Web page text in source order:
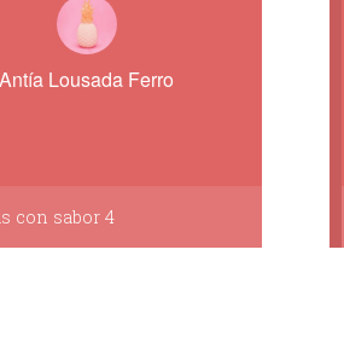
Antía Lousada Ferro
con sabor 4